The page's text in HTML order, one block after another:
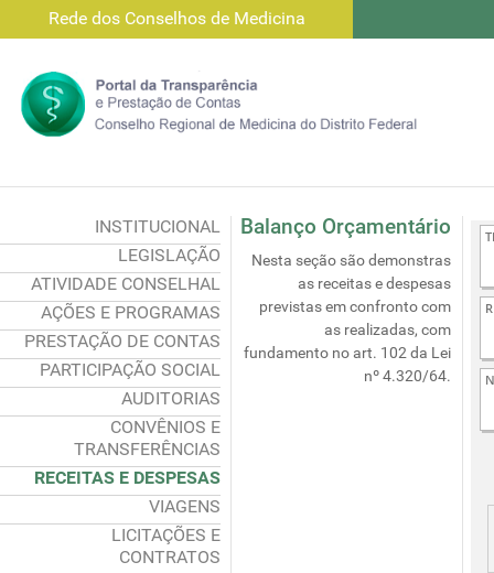
Rede dos Conselhos de Medicina
INSTITUCIONAL
LEGISLAÇÃO
ATIVIDADE CONSELHAL
AÇÕES E PROGRAMAS
PRESTAÇÃO DE CONTAS
PARTICIPAÇÃO SOCIAL
AUDITORIAS
CONVÊNIOS E
TRANSFERÊNCIAS
RECEITAS E DESPESAS
VIAGENS
LICITAÇÕES E
CONTRATOS
Balanço Orçamentário
Nesta seção são demonstras
as receitas e despesas
previstas em confronto com
as realizadas, com
fundamento no art. 102 da Lei
nº 4.320/64.